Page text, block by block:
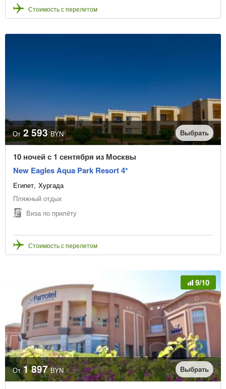
Стоимость с перелетом
От 2 593 BYN Выбрать
10 ночей с 1 сентября из Москвы
New Eagles Aqua Park Resort 4*
Египет Хургада
Пляжный отдых
Виза по прилёту
Стоимость с перелетом
9/10
От 1 897 BYN Выбрать